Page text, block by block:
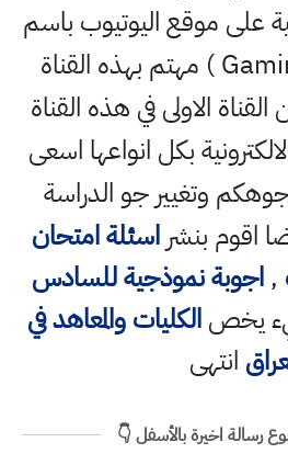
على موقع اليوتيوب باسم
( احمد مهدي Gaming ) مهتم بهذه القناة
الاولى في هذه القناة
بكل انواعها اسعى
وتغيير جو الدراسة
اقوم بنشراسئلة امتحان
,اجوبة نموذجية للسادس
يخصالكليات والمعاهد في
انتهى
رسالة اخيرة بالأسفل 👇